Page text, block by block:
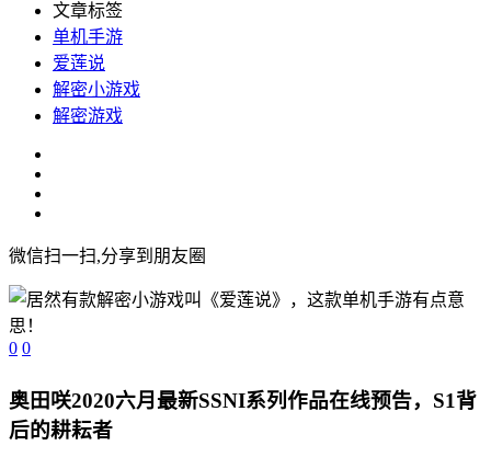
文章标签
单机手游
爱莲说
解密小游戏
解密游戏
微信扫一扫,分享到朋友圈
0 0
奥田咲2020六月最新SSNI系列作品在线预告，S1背
后的耕耘者